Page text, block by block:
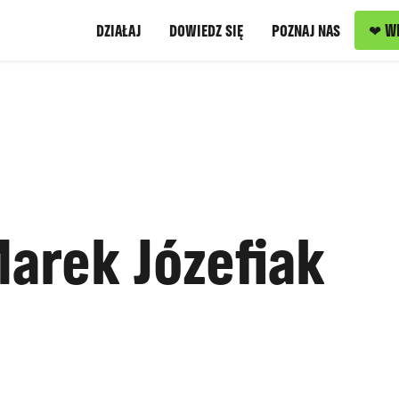
DZIAŁAJ DOWIEDZ SIĘ POZNAJ NAS ❤
Józefiak